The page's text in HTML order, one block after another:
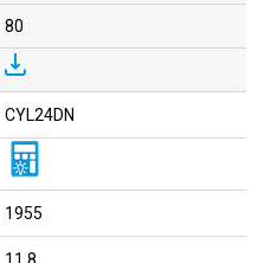
80
CYL24DN
1955
11,8